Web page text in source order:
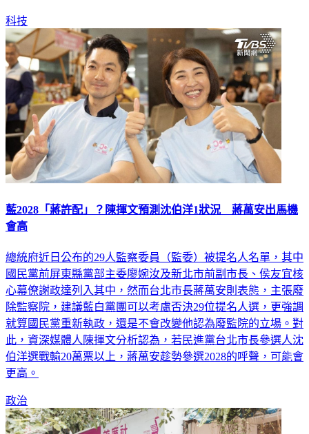
科技
藍2028「蔣許配」？陳揮文預測沈伯洋1狀況 蔣萬安出馬機
會高
總統府近日公布的29人監察委員（監委）被提名人名單，其中
國民黨前屏東縣黨部主委廖婉汝及新北市前副市長、侯友宜核
心幕僚謝政達列入其中，然而台北市長蔣萬安則表態，主張廢
除監察院，建議藍白黨團可以考慮否決29位提名人選，更強調
就算國民黨重新執政，還是不會改變他認為廢監院的立場。對
此，資深媒體人陳揮文分析認為，若民進黨台北市長參選人沈
伯洋選戰輸20萬票以上，蔣萬安趁勢參選2028的呼聲，可能會
更高。
政治